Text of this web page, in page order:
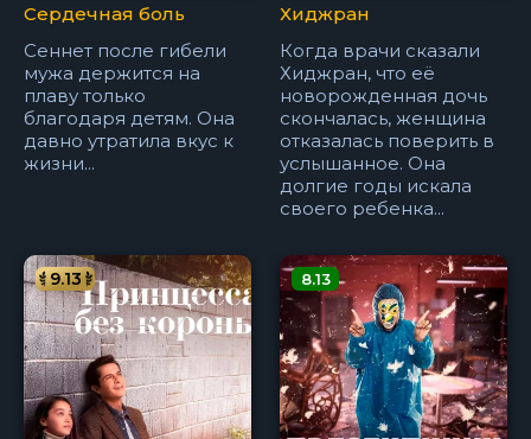
Сердечная боль
Сеннет после гибели
мужа держится на
плаву только
благодаря детям. Она
давно утратила вкус к
жизни...
Хиджран
Когда врачи сказали
Хиджран, что её
новорожденная дочь
скончалась, женщина
отказалась поверить в
услышанное. Она
долгие годы искала
своего ребенка...
9.13 8.13